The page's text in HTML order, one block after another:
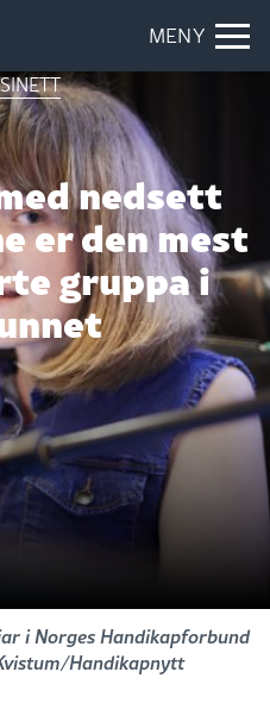
MENY
nedsett
er den mest
gruppa i
i Norges Handikapforbund
Handikapnytt